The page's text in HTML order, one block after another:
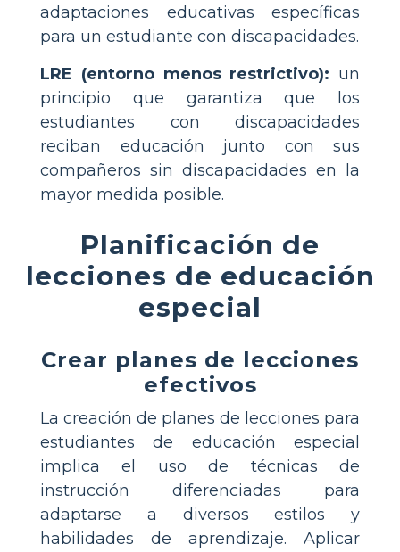
adaptaciones educativas específicas
para un estudiante con discapacidades.
LRE (entorno menos restrictivo): un
principio que garantiza que los
estudiantes con discapacidades
reciban educación junto con sus
compañeros sin discapacidades en la
mayor medida posible.
Planificación de
lecciones de educación
especial
Crear planes de lecciones
efectivos
La creación de planes de lecciones para
estudiantes de educación especial
implica el uso de técnicas de
instrucción diferenciadas para
adaptarse a diversos estilos y
habilidades de aprendizaje. Aplicar